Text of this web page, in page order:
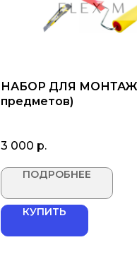
НАБОР ДЛЯ
предметов)
3 000 р.
ПОДРОБНЕЕ
КУПИТЬ